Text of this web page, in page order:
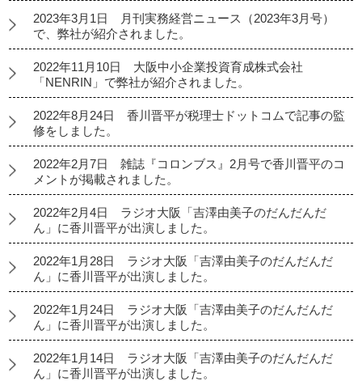
2023年3月1日 月刊実務経営ニュース（2023年3月号）
で、弊社が紹介されました。
2022年11月10日 大阪中小企業投資育成株式会社
「NENRIN」で弊社が紹介されました。
2022年8月24日 香川晋平が税理士ドットコムで記事の監
修をしました。
2022年2月7日 雑誌『コロンブス』2月号で香川晋平のコ
メントが掲載されました。
2022年2月4日 ラジオ大阪「吉澤由美子のだんだんだ
ん」に香川晋平が出演しました。
2022年1月28日 ラジオ大阪「吉澤由美子のだんだんだ
ん」に香川晋平が出演しました。
2022年1月24日 ラジオ大阪「吉澤由美子のだんだんだ
ん」に香川晋平が出演しました。
2022年1月14日 ラジオ大阪「吉澤由美子のだんだんだ
ん」に香川晋平が出演しました。